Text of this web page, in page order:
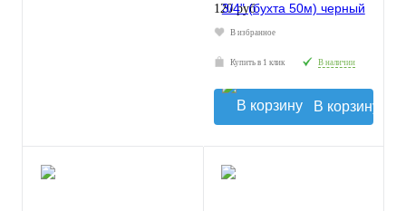
120 руб.
В избранное
Купить в 1 клик В наличии
В корзину